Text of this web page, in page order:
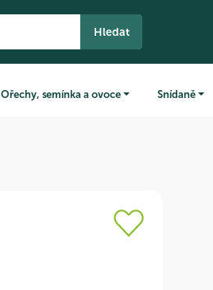
Hledat
Ořechy, semínka a ovoce Snídaně